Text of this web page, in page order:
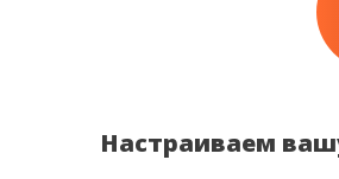
Настраиваем